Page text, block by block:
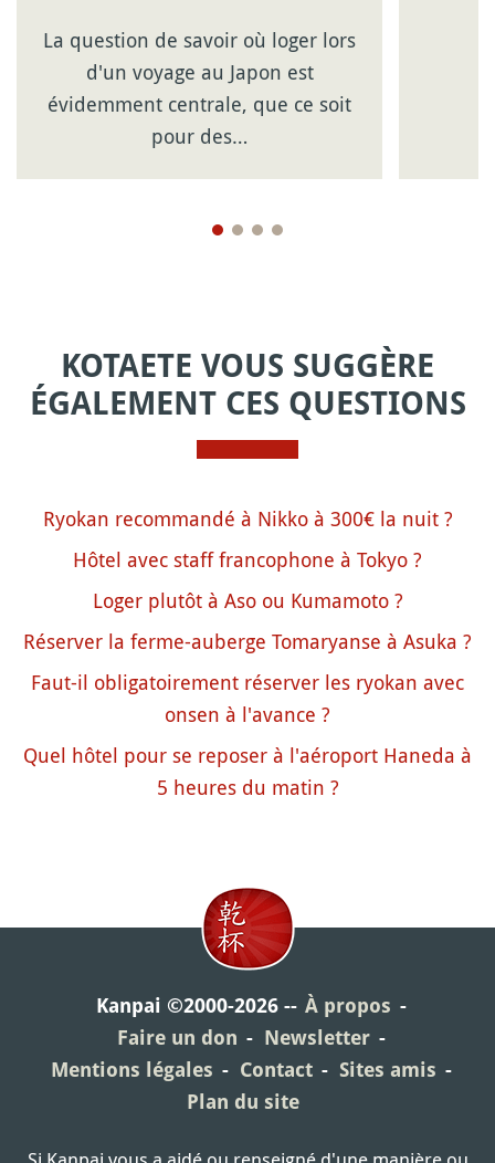
La question de savoir où loger lors
d'un voyage au Japon est
évidemment centrale, que ce soit
pour des…
KOTAETE VOUS SUGGÈRE
ÉGALEMENT CES QUESTIONS
Ryokan recommandé à Nikko à 300€ la nuit ?
Hôtel avec staff francophone à Tokyo ?
Loger plutôt à Aso ou Kumamoto ?
Réserver la ferme-auberge Tomaryanse à Asuka ?
Faut-il obligatoirement réserver les ryokan avec
onsen à l'avance ?
Quel hôtel pour se reposer à l'aéroport Haneda à
5 heures du matin ?
Kanpai ©2000-2026
À propos
Faire un don
Newsletter
Mentions légales
Contact
Sites amis
Plan du site